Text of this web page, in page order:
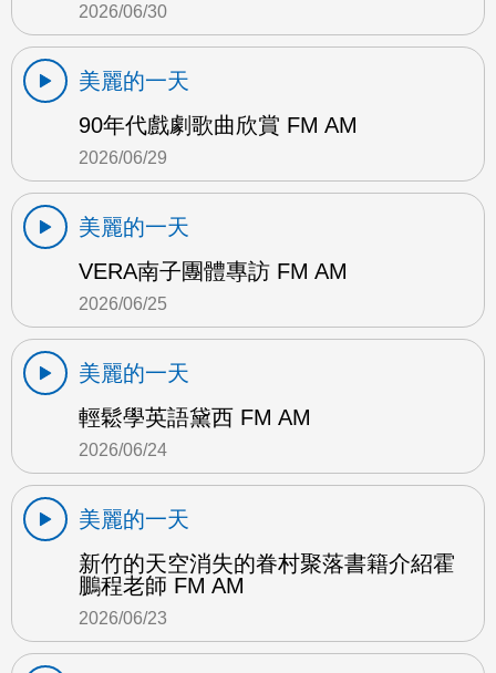
2026/06/30
美麗的一天
90年代戲劇歌曲欣賞 FM AM
2026/06/29
美麗的一天
VERA南子團體專訪 FM AM
2026/06/25
美麗的一天
輕鬆學英語黛西 FM AM
2026/06/24
美麗的一天
新竹的天空消失的眷村聚落書籍介紹霍
鵬程老師 FM AM
2026/06/23